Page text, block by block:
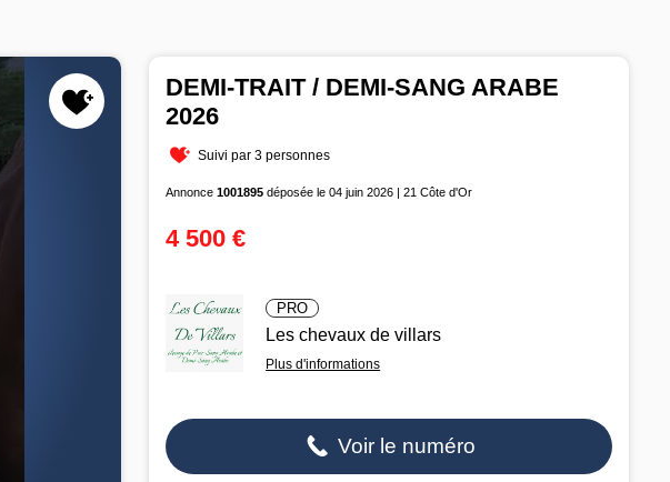
DEMI-TRAIT / DEMI-SANG ARABE
2026
Suivi par 3 personnes
Annonce1001895 déposée le 04 juin 2026 | 21 Côte d'Or
4 500 €
PRO
Les chevaux de villars
Plus d'informations
Voir le numéro